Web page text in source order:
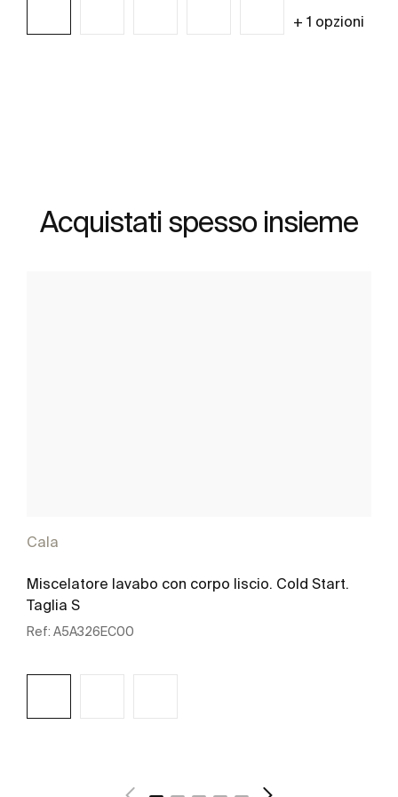
+ 1 opzioni
Acquistati spesso insieme
Cala
Miscelatore lavabo con corpo liscio. Cold Start.
Taglia S
Ref: A5A326EC00